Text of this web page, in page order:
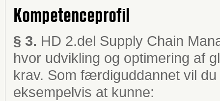
Kompetenceprofil
§ 3. HD 2.del Supply Chain
hvor udvikling og optimering af
krav. Som færdiguddannet vil
eksempelvis at kunne: